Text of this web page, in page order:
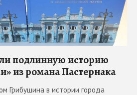
подлинную историю
из романа Пастернака
Грибушина в истории города